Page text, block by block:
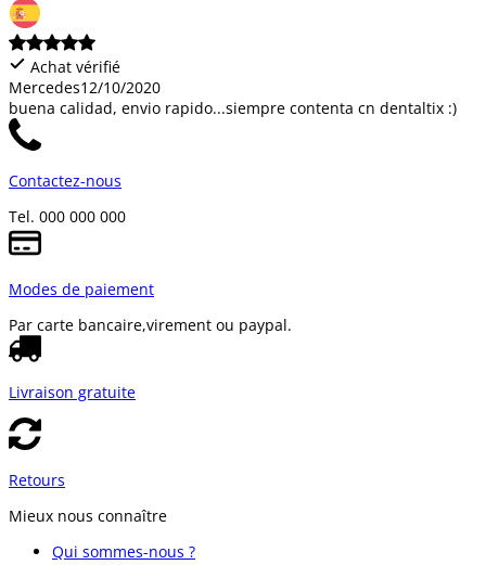
Achat vérifié
Mercedes12/10/2020
buena calidad, envio rapido...siempre contenta cn dentaltix :)
Contactez-nous
Tel. 000 000 000
Modes de paiement
Par carte bancaire,virement ou paypal.
Livraison gratuite
Retours
Mieux nous connaître
Qui sommes-nous ?